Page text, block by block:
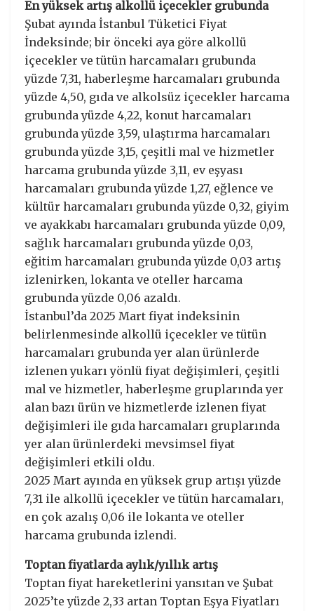
En yüksek artış alkollü içecekler grubunda
Şubat ayında İstanbul Tüketici Fiyat
İndeksinde; bir önceki aya göre alkollü
içecekler ve tütün harcamaları grubunda
yüzde 7,31, haberleşme harcamaları grubunda
yüzde 4,50, gıda ve alkolsüz içecekler harcama
grubunda yüzde 4,22, konut harcamaları
grubunda yüzde 3,59, ulaştırma harcamaları
grubunda yüzde 3,15, çeşitli mal ve hizmetler
harcama grubunda yüzde 3,11, ev eşyası
harcamaları grubunda yüzde 1,27, eğlence ve
kültür harcamaları grubunda yüzde 0,32, giyim
ve ayakkabı harcamaları grubunda yüzde 0,09,
sağlık harcamaları grubunda yüzde 0,03,
eğitim harcamaları grubunda yüzde 0,03 artış
izlenirken, lokanta ve oteller harcama
grubunda yüzde 0,06 azaldı.
İstanbul’da 2025 Mart fiyat indeksinin
belirlenmesinde alkollü içecekler ve tütün
harcamaları grubunda yer alan ürünlerde
izlenen yukarı yönlü fiyat değişimleri, çeşitli
mal ve hizmetler, haberleşme gruplarında yer
alan bazı ürün ve hizmetlerde izlenen fiyat
değişimleri ile gıda harcamaları gruplarında
yer alan ürünlerdeki mevsimsel fiyat
değişimleri etkili oldu.
2025 Mart ayında en yüksek grup artışı yüzde
7,31 ile alkollü içecekler ve tütün harcamaları,
en çok azalış 0,06 ile lokanta ve oteller
harcama grubunda izlendi.
Toptan fiyatlarda aylık/yıllık artış
Toptan fiyat hareketlerini yansıtan ve Şubat
2025’te yüzde 2,33 artan Toptan Eşya Fiyatları